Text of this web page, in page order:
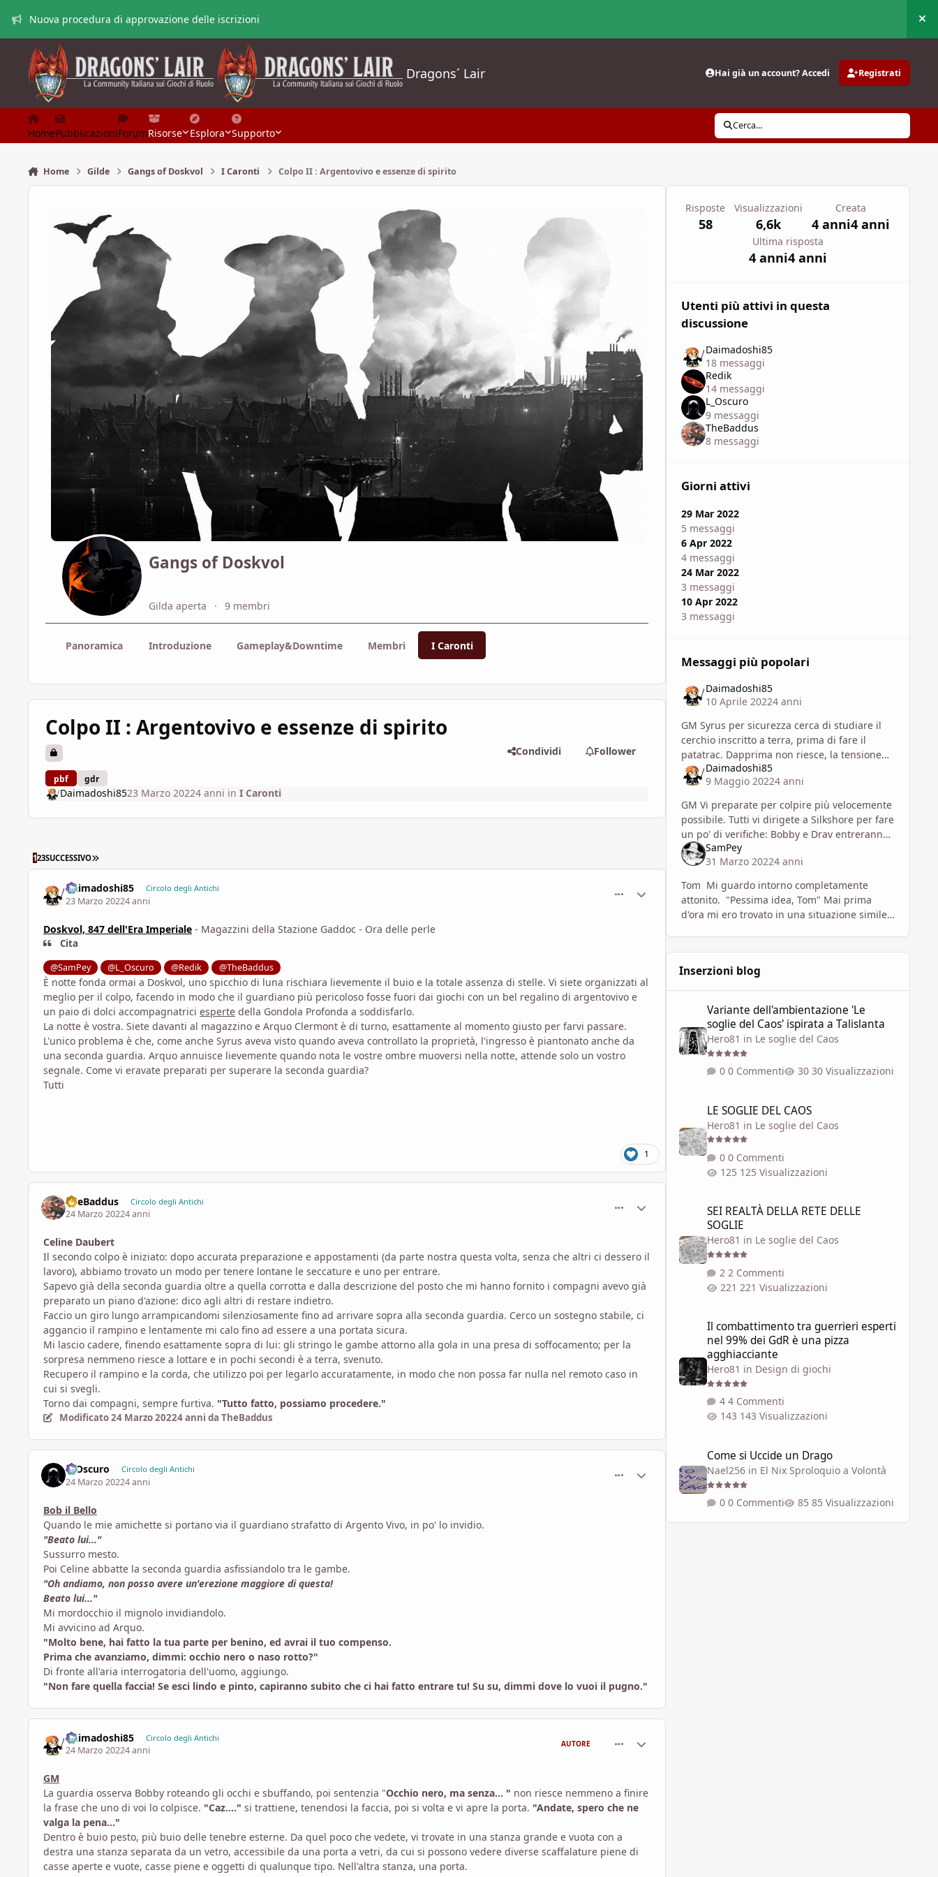
Nuova procedura di approvazione delle iscrizioni
Dragons´ Lair Hai già un account? Accedi Registrati
HomePubblicazioniForumRisorse Esplora Supporto
Cerca...
Home Gilde Gangs of Doskvol I Caronti Colpo II : Argentovivo e essenze di spirito
Gangs of Doskvol
Gilda aperta 9 membri
Panoramica Introduzione Gameplay&Downtime Membri I Caronti
Colpo II : Argentovivo e essenze di spirito
pbf gdr
Condividi Follower
Daimadoshi8523 Marzo 20224 anni in I Caronti
123SUCCESSIVO ULTIMA PAGINA
Daimadoshi85 Circolo degli Antichi
23 Marzo 20224 anni
comment_1798745
Statistiche Autore
Doskvol, 847 dell'Era Imperiale - Magazzini della Stazione Gaddoc - Ora delle perle
Cita
@SamPey @L_Oscuro @Redik @TheBaddus
È notte fonda ormai a Doskvol, uno spicchio di luna rischiara lievemente il buio e la totale assenza di stelle. Vi siete organizzati al
meglio per il colpo, facendo in modo che il guardiano più pericoloso fosse fuori dai giochi con un bel regalino di argentovivo e
un paio di dolci accompagnatrici esperte della Gondola Profonda a soddisfarlo.
La notte è vostra. Siete davanti al magazzino e Arquo Clermont è di turno, esattamente al momento giusto per farvi passare.
L'unico problema è che, come anche Syrus aveva visto quando aveva controllato la proprietà, l'ingresso è piantonato anche da
una seconda guardia. Arquo annuisce lievemente quando nota le vostre ombre muoversi nella notte, attende solo un vostro
segnale. Come vi eravate preparati per superare la seconda guardia?
Tutti
1
TheBaddus Circolo degli Antichi
24 Marzo 20224 anni
Celine Daubert
Il secondo colpo è iniziato: dopo accurata preparazione e appostamenti (da parte nostra questa volta, senza che altri ci dessero il
lavoro), abbiamo trovato un modo per tenere lontane le seccature e uno per entrare.
Sapevo già della seconda guardia oltre a quella corrotta e dalla descrizione del posto che mi hanno fornito i compagni avevo già
preparato un piano d'azione: dico agli altri di restare indietro.
Faccio un giro lungo arrampicandomi silenziosamente fino ad arrivare sopra alla seconda guardia. Cerco un sostegno stabile, ci
aggancio il rampino e lentamente mi calo fino ad essere a una portata sicura.
Mi lascio cadere, finendo esattamente sopra di lui: gli stringo le gambe attorno alla gola in una presa di soffocamento; per la
sorpresa nemmeno riesce a lottare e in pochi secondi è a terra, svenuto.
Recupero il rampino e la corda, che utilizzo poi per legarlo accuratamente, in modo che non possa far nulla nel remoto caso in
cui si svegli.
Torno dai compagni, sempre furtiva. "Tutto fatto, possiamo procedere."
Modificato24 Marzo 20224 anni da TheBaddus
L_Oscuro Circolo degli Antichi
24 Marzo 20224 anni
comment_1798931
Statistiche Autore
Bob il Bello
Quando le mie amichette si portano via il guardiano strafatto di Argento Vivo, in po' lo invidio.
"Beato lui..."
Sussurro mesto.
Poi Celine abbatte la seconda guardia asfissiandolo tra le gambe.
"Oh andiamo, non posso avere un'erezione maggiore di questa!
Beato lui..."
Mi mordocchio il mignolo invidiandolo.
Mi avvicino ad Arquo.
"Molto bene, hai fatto la tua parte per benino, ed avrai il tuo compenso.
Prima che avanziamo, dimmi: occhio nero o naso rotto?"
Di fronte all'aria interrogatoria dell'uomo, aggiungo.
"Non fare quella faccia! Se esci lindo e pinto, capiranno subito che ci hai fatto entrare tu! Su su, dimmi dove lo vuoi il pugno."
Daimadoshi85 Circolo degli Antichi
24 Marzo 20224 anni
AUTORE
GM
La guardia osserva Bobby roteando gli occhi e sbuffando, poi sentenzia "Occhio nero, ma senza... " non riesce nemmeno a finire
la frase che uno di voi lo colpisce. "Caz...." si trattiene, tenendosi la faccia, poi si volta e vi apre la porta. "Andate, spero che ne
valga la pena..."
Dentro è buio pesto, più buio delle tenebre esterne. Da quel poco che vedete, vi trovate in una stanza grande e vuota con a
destra una stanza separata da un vetro, accessibile da una porta a vetri, da cui si possono vedere diverse scaffalature piene di
casse aperte e vuote, casse piene e oggetti di qualunque tipo. Nell'altra stanza, una porta.
Risposte
58
Visualizzazioni
6,6k
Creata
4 anni4 anni
Ultima risposta
4 anni4 anni
Utenti più attivi in questa
discussione
Daimadoshi85
18 messaggi
Redik
14 messaggi
L_Oscuro
9 messaggi
TheBaddus
8 messaggi
Giorni attivi
29 Mar 2022
5 messaggi
6 Apr 2022
4 messaggi
24 Mar 2022
3 messaggi
10 Apr 2022
3 messaggi
Messaggi più popolari
Daimadoshi85
10 Aprile 20224 anni
GM Syrus per sicurezza cerca di studiare il
cerchio inscritto a terra, prima di fare il
patatrac. Dapprima non riesce, la tensione
ha il sopravvento, poi con l'aiuto di Nyryx e
Bobby tenta di dec
Daimadoshi85
9 Maggio 20224 anni
GM Vi preparate per colpire più velocemente
possibile. Tutti vi dirigete a Silkshore per fare
un po' di verifiche: Bobby e Drav entreranno
e cercheranno di ottenere informazioni da
qualche p
SamPey
31 Marzo 20224 anni
Tom Mi guardo intorno completamente
attonito. "Pessima idea, Tom" Mai prima
d'ora mi ero trovato in una situazione simile.
Inserzioni blog
Variante dell'ambientazione 'Le
soglie del Caos' ispirata a Talislanta
Hero81 in Le soglie del Caos
0 Commenti 30 Visualizzazioni
LE SOGLIE DEL CAOS
Hero81 in Le soglie del Caos
0 Commenti
125 Visualizzazioni
SEI REALTÀ DELLA RETE DELLE
SOGLIE
Hero81 in Le soglie del Caos
2 Commenti
221 Visualizzazioni
Il combattimento tra guerrieri esperti
nel 99% dei GdR è una pizza
agghiacciante
Hero81 in Design di giochi
4 Commenti
143 Visualizzazioni
Come si Uccide un Drago
Nael256in El Nix Sproloquio a Volontà
0 Commenti 85 Visualizzazioni